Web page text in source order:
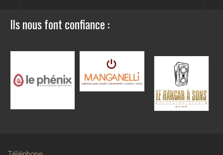
Ils nous font confiance :